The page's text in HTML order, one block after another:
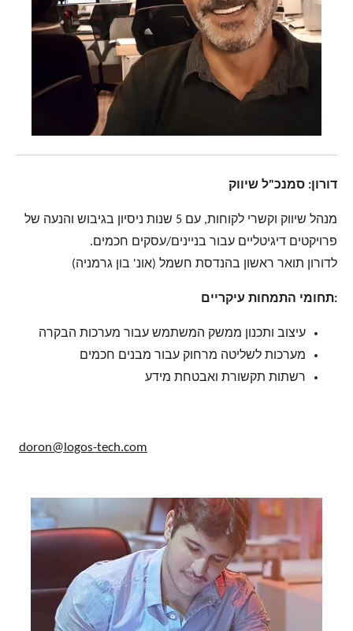
דורון: סמנכ"ל שיווק
מנהל שיווק וקשרי לקוחות, עם 5 שנות ניסיון בגיבוש והנעה של
פרויקטים דיגיטליים עבור בניינים/עסקים חכמים.
לדורון תואר ראשון בהנדסת חשמל (אונ' בון גרמניה)
:תחומי התמחות עיקריים
עיצוב ותכנון ממשק המשתמש עבור מערכות הבקרה
מערכות לשליטה מרחוק עבור מבנים חכמים
רשתות תקשורת ואבטחת מידע
doron@logos-tech.com